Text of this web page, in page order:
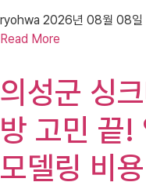
ryohwa 2026년 08월 08일
Read More
의성군 싱
방 고민 끝!
모델링 비